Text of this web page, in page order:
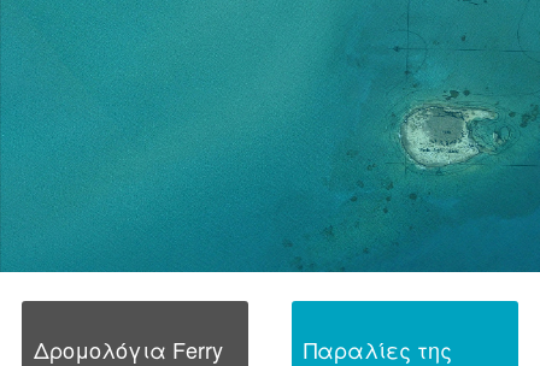
Δρομολόγια Ferry
Παραλίες της